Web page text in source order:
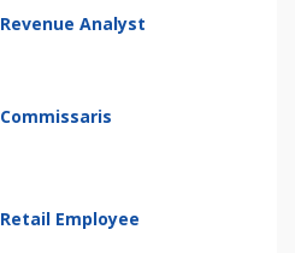
Revenue Analyst
Commissaris
Retail Employee